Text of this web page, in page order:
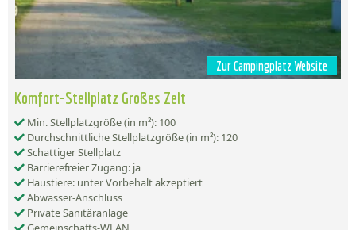
Zur Campingplatz Website
Komfort-Stellplatz Großes Zelt
Min. Stellplatzgröße (in m²): 100
Durchschnittliche Stellplatzgröße (in m²): 120
Schattiger Stellplatz
Barrierefreier Zugang: ja
Haustiere: unter Vorbehalt akzeptiert
Abwasser-Anschluss
Private Sanitäranlage